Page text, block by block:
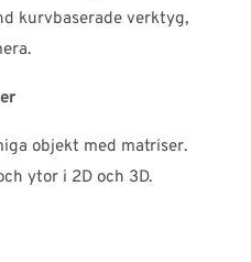
kurvbaserade verktyg,
objekt med matriser.
ytor i 2D och 3D.